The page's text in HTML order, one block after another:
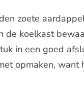
zoete
de koelkast
in een goed
opmaken, want